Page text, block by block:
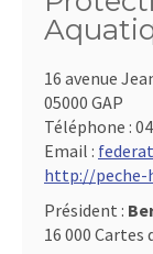
16 avenue
05000 GAP
Téléphone :
Email :
http://peche-
Président :
16 000 Cartes